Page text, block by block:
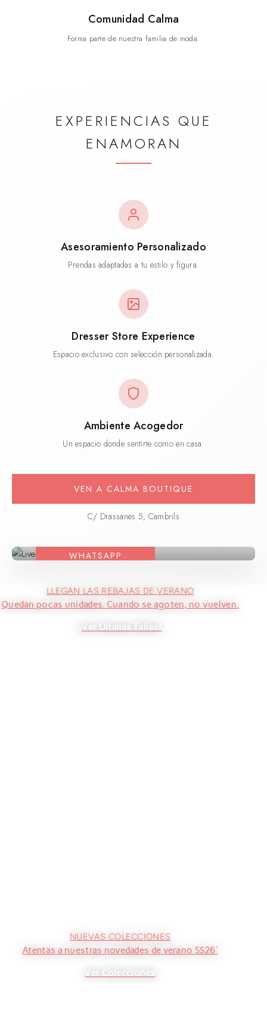
Comunidad Calma
Forma parte de nuestra familia de moda.
EXPERIENCIAS QUE
ENAMORAN
Asesoramiento Personalizado
Prendas adaptadas a tu estilo y figura.
Dresser Store Experience
Espacio exclusivo con selección personalizada.
Ambiente Acogedor
Un espacio donde sentirte como en casa.
VEN A CALMA BOUTIQUE
C/ Drassanes 5, Cambrils
Live Shopping
WHATSAPP
LLEGAN LAS REBAJAS DE VERANO
Quedan pocas unidades. Cuando se agoten, no vuelven.
¡Ver Últimas Tallas!
NUEVAS COLECCIONES
Atentas a nuestras novedades de verano SS26'
Ver Colecciones